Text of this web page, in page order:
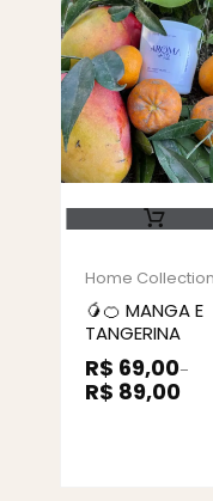
Home Collection
🥭🍊 MANGA E
TANGERINA
R$ 69,00–
R$ 89,00